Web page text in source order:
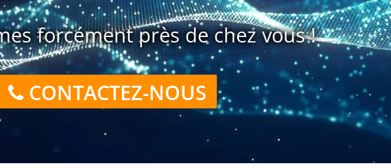
forcément près de chez vous !
CONTACTEZ-NOUS